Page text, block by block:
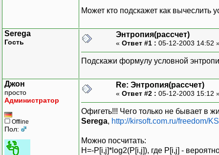
Может кто подскажет как
Serega
Гость
Энтропия(рассчет)
« Ответ #1 : 05-12-2003 14:52
Подскажи формулу условной
Джон
просто
Администратор
Offline
Пол:
Re: Энтропия(рассчет)
« Ответ #2 : 05-12-2003 15:12
Офигеть!!! Чего только не бывает в
Serega, http://kirsoft.com.ru/freedom/
Можно посчитать:
H=-P[i,j]*log2(P[i,j]), где P[i,j] -